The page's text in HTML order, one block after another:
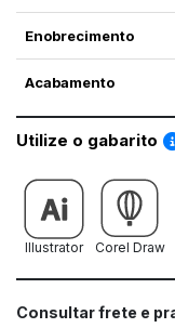
Enobrecimento
Acabamento
Utilize o gabarito
Illustrator Corel Draw
Consultar frete e